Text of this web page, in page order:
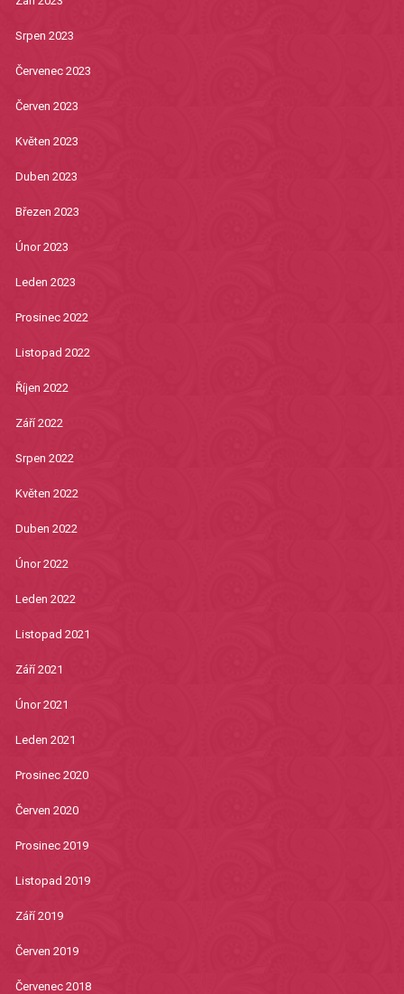
Srpen 2023
Červenec 2023
Červen 2023
Květen 2023
Duben 2023
Březen 2023
Únor 2023
Leden 2023
Prosinec 2022
Listopad 2022
Říjen 2022
Září 2022
Srpen 2022
Květen 2022
Duben 2022
Únor 2022
Leden 2022
Listopad 2021
Září 2021
Únor 2021
Leden 2021
Prosinec 2020
Červen 2020
Prosinec 2019
Listopad 2019
Září 2019
Červen 2019
Červenec 2018